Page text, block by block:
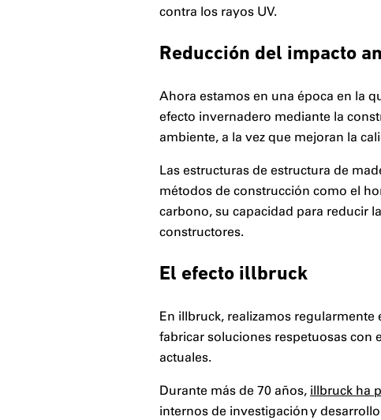
contra los rayos UV.
Reducción del impacto
Ahora estamos en una época en la
efecto invernadero mediante la
ambiente, a la vez que mejoran la
Las estructuras de estructura de
métodos de construcción como el
carbono, su capacidad para reducir
constructores.
El efecto illbruck
En illbruck, realizamos
fabricar soluciones respetuosas con
actuales.
Durante más de 70 años, illbruck ha
internos de investigación y